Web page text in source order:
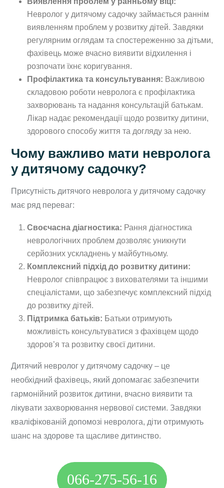
Невролог у дитячому садочку займається раннім
виявленням проблем у розвитку дітей. Завдяки
регулярним оглядам та спостереженню за дітьми,
фахівець може вчасно виявити відхилення і
розпочати їхнє коригування.
Профілактика та консультування: Важливою
складовою роботи невролога є профілактика
захворювань та надання консультацій батькам.
Лікар надає рекомендації щодо розвитку дитини,
здорового способу життя та догляду за нею.
Чому важливо мати невролога
у дитячому садочку?
Присутність дитячого невролога у дитячому садочку
має ряд переваг:
Своєчасна діагностика: Рання діагностика
неврологічних проблем дозволяє уникнути
серйозних ускладнень у майбутньому.
Комплексний підхід до розвитку дитини:
Невролог співпрацює з вихователями та іншими
спеціалістами, що забезпечує комплексний підхід
до розвитку дітей.
Підтримка батьків: Батьки отримують
можливість консультуватися з фахівцем щодо
здоров’я та розвитку своєї дитини.
Дитячий невролог у дитячому садочку – це
необхідний фахівець, який допомагає забезпечити
гармонійний розвиток дитини, вчасно виявити та
лікувати захворювання нервової системи. Завдяки
кваліфікованій допомозі невролога, діти отримують
шанс на здорове та щасливе дитинство.
066-275-56-16